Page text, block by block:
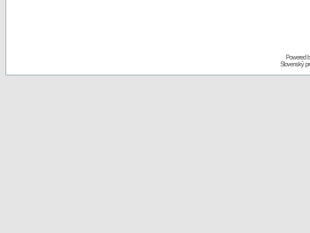
Powered
Slovenský